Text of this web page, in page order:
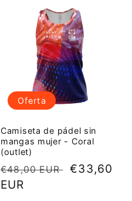
Oferta
Camiseta de pádel sin
mangas mujer - Coral
(outlet)
Precio
habitual
€48,00 EUR
Precio
€33,60
EUR